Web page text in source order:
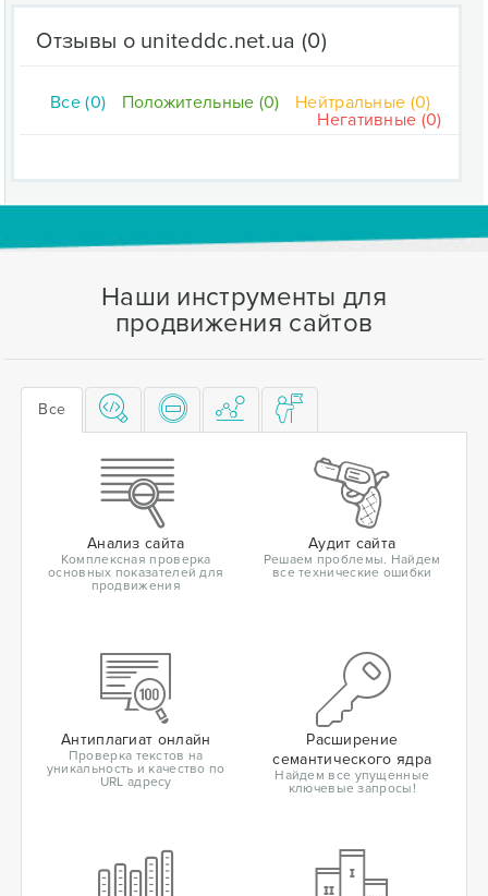
Отзывы о uniteddc.net.ua (0)
Все (0) Положительные (0)
Нейтральные (0)
Негативные (0)
Наши инструменты для
продвижения сайтов
Все
Анализ сайта
Комплексная проверка
основных показателей для
продвижения
Аудит сайта
Решаем проблемы. Найдем
все технические ошибки
Антиплагиат онлайн
Проверка текстов на
уникальность и качество по
URL адресу
Расширение
семантического ядра
Найдем все упущенные
ключевые запросы!